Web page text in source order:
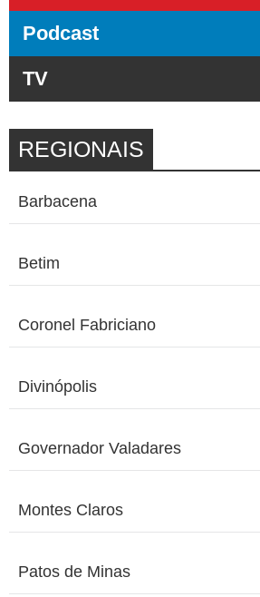
Podcast
TV
REGIONAIS
Barbacena
Betim
Coronel Fabriciano
Divinópolis
Governador Valadares
Montes Claros
Patos de Minas